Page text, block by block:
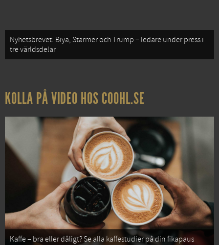
Nyhetsbrevet: Biya, Starmer och Trump – ledare under press i
tre världsdelar
KOLLA PÅ VIDEO HOS COOHL.SE
Kaffe – bra eller dåligt? Se alla kaffestudier på din fikapaus